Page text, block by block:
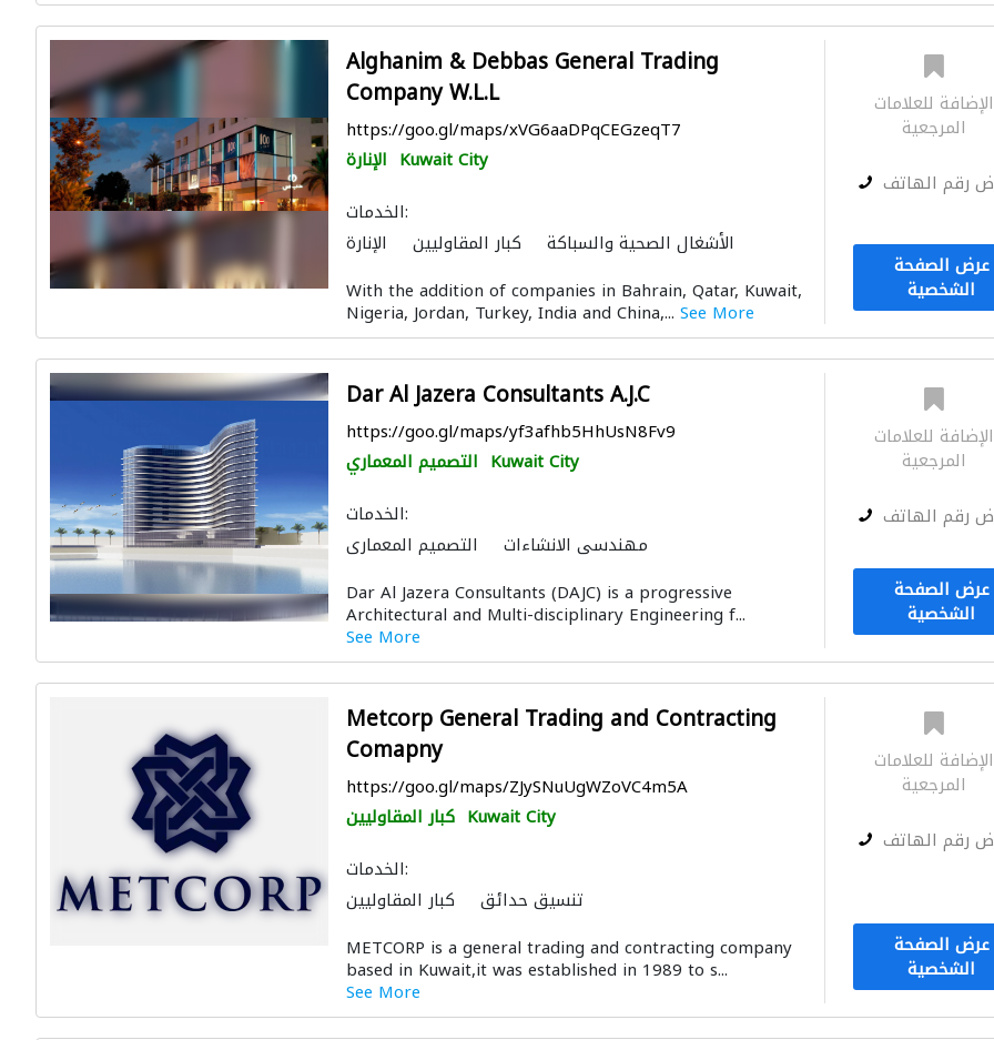
Alghanim & Debbas General Trading
Company W.L.L
https://goo.gl/maps/xVG6aaDPqCEGzeqT7
الإنارة Kuwait City
الخدمات:
الإنارة
كبار المقاوليين الأشغال الصحية والسباكة
With the addition of companies in Bahrain, Qatar, Kuwait,
Nigeria, Jordan, Turkey, India and China,... See More
الإضافة للعلامات
المرجعية
رقم الهاتف
عرض الصفحة
الشخصية
Dar Al Jazera Consultants A.J.C
https://goo.gl/maps/yf3afhb5HhUsN8Fv9
التصميم المعماري Kuwait City
الخدمات:
التصميم المعماري
مهندسي الانشاءات
استشارات هندسية ادارة مشروع ميكانيكيون
الديكور الداخلي
Dar Al Jazera Consultants (DAJC) is a progressive
Architectural and Multi-disciplinary Engineering f...
See More
الإضافة للعلامات
المرجعية
رقم الهاتف
عرض الصفحة
الشخصية
Metcorp General Trading and Contracting
Comapny
https://goo.gl/maps/ZJySNuUgWZoVC4m5A
كبار المقاوليين Kuwait City
الخدمات:
كبار المقاوليين
تنسيق حدائق
ادارة مشروع أنظمة أمن ميكانيكيون
مقاولون لمكافحة الحريق صيانة المباني
METCORP is a general trading and contracting company
based in Kuwait,it was established in 1989 to s...
See More
الإضافة للعلامات
المرجعية
رقم الهاتف
عرض الصفحة
الشخصية